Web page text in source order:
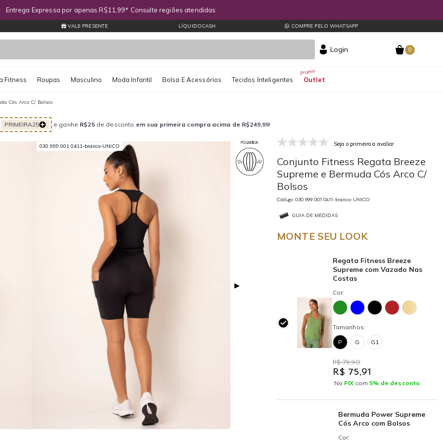
Entrega Expressa por apenas R$11,99* Consulte regiões atendidas
VALE PRESENTE LÍQUIDOCASH COMPRE PELO WHATSAPP
Login 0
Bolsa E Acessórios
Masculino Moda Infantil
Roupas
Fitness Outlet
Tecidos Inteligentes
Cós Arco C/ Bolsos
PRIMEIRA25 e ganhe R$25de desconto em sua primeira compra acima de R$249,99!
030 999 001 0411-branco-UNICO 030 999 001 0411-branco-UNICO
▶
Seja o primeiro a avaliar
POLIAMIDA
Conjunto Fitness Regata Breeze
Supreme e Bermuda Cós Arco C/
Bolsos
Código: 030 999 001 0411-branco-UNICO
GUIA DE MEDIDAS
MONTE SEU LOOK
Regata Fitness Breeze
Supreme com Vazado Nas
Costas
Cor:
Tamanhos:
P
G G1
R$ 79,90
R$ 75,91
No PIX com 5% de desconto.
Bermuda Power Supreme
Cós Arco com Bolsos
Cor: